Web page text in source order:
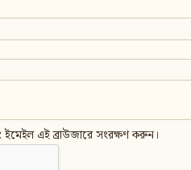
ইমেইল এই ব্রাউজারে সংরক্ষণ করুন।